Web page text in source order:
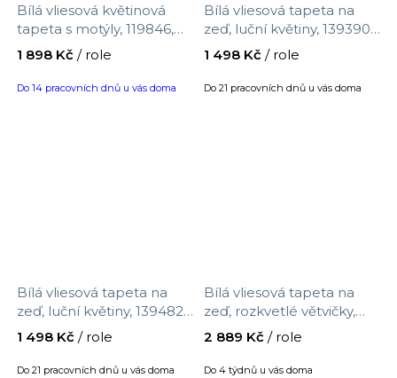
Bílá vliesová květinová
tapeta s motýly, 119846,
Laura Ashley 3, velikost 10
Do 14 pracovních dnů u vás doma
1 898 Kč / role
Bílá vliesová tapeta na
zeď, luční květiny, 139390,
Vintage Flowers, Esta
Home, velikost 10,05 x
0,53 m
Do 21 pracovních dnů u vás doma
1 498 Kč / role
Bílá vliesová tapeta na
zeď, luční květiny, 139482,
Bloom, Vintage Flowers,
Esta Home, velikost 10,05
x 0,53 m
Do 21 pracovních dnů u vás doma
1 498 Kč / role
Bílá vliesová tapeta na
zeď, rozkvetlé větvičky,
BL1783, Blooms Second
Edition Resource Library,
York, velikost 0,685 x 8,2
Do 4 týdnů u vás doma
2 889 Kč / role